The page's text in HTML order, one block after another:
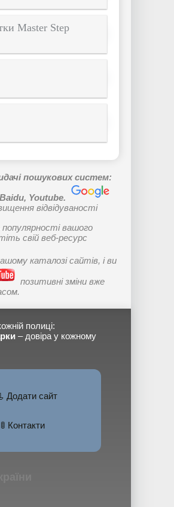
Master Step
пошукових систем:
Youtube.
відвідуваності
вашого
свій веб-ресурс
каталозі сайтів, і ви
позитивні зміни вже
полиці:
– довіра у кожному
Додати сайт
🚦 Контакти